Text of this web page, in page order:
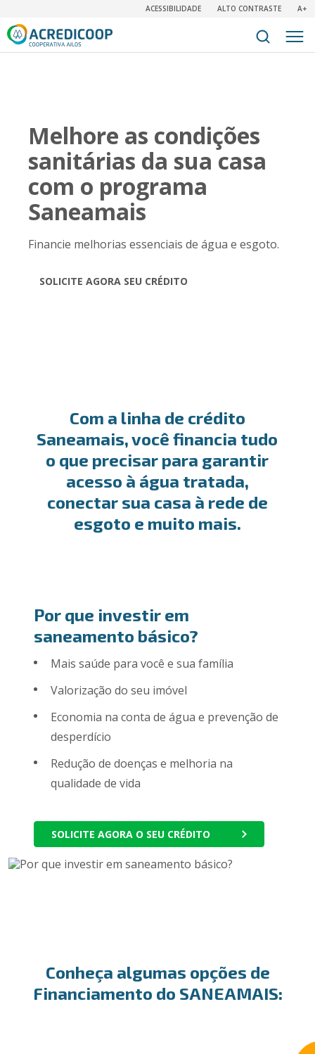
ACESSIBILIDADE ALTO CONTRASTE A+
Melhore as condições
sanitárias da sua casa
com o programa
Saneamais
Financie melhorias essenciais de água e esgoto.
SOLICITE AGORA SEU CRÉDITO
Com a linha de crédito
Saneamais, você financia tudo
o que precisar para garantir
acesso à água tratada,
conectar sua casa à rede de
esgoto e muito mais.
Por que investir em
saneamento básico?
Mais saúde para você e sua família
Valorização do seu imóvel
Economia na conta de água e prevenção de
desperdício
Redução de doenças e melhoria na
qualidade de vida
SOLICITE AGORA O SEU CRÉDITO
Conheça algumas opções de
Financiamento do SANEAMAIS: